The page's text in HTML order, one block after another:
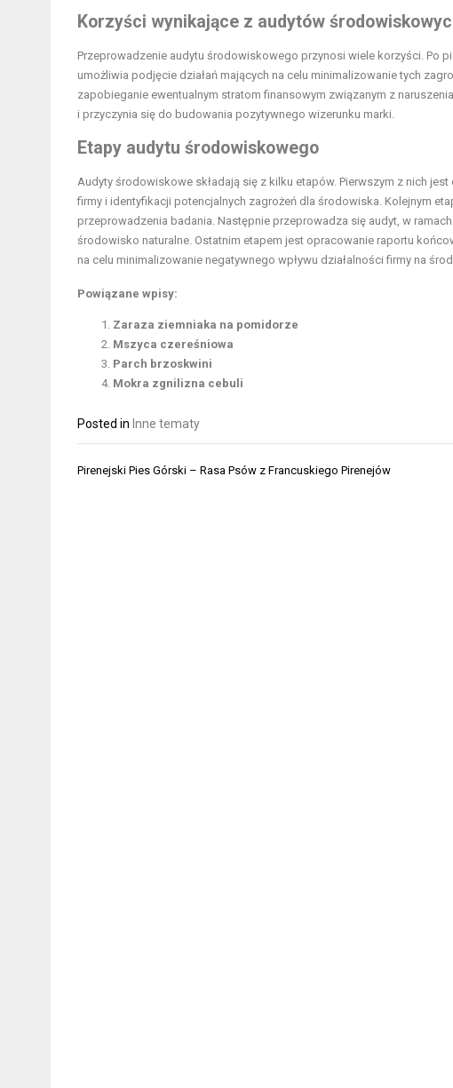
Korzyści wynikające z audytów
Przeprowadzenie audytu środowiskowego przynosi wiele korzyści. Po
umożliwia podjęcie działań mających na celu minimalizowanie tych
zapobieganie ewentualnym stratom finansowym związanym z
i przyczynia się do budowania pozytywnego wizerunku marki.
Etapy audytu środowiskowego
Audyty środowiskowe składają się z kilku etapów. Pierwszym z nich
firmy i identyfikacji potencjalnych zagrożeń dla środowiska. Kolejnym
przeprowadzenia badania. Następnie przeprowadza się audyt, w
środowisko naturalne. Ostatnim etapem jest opracowanie raportu
na celu minimalizowanie negatywnego wpływu działalności firmy na
Powiązane wpisy:
Zaraza ziemniaka na pomidorze
Mszyca czereśniowa
Parch brzoskwini
Mokra zgnilizna cebuli
Posted in Inne tematy
Nawigacja
Pirenejski Pies Górski – Rasa Psów z Francuskiego Pirenejów